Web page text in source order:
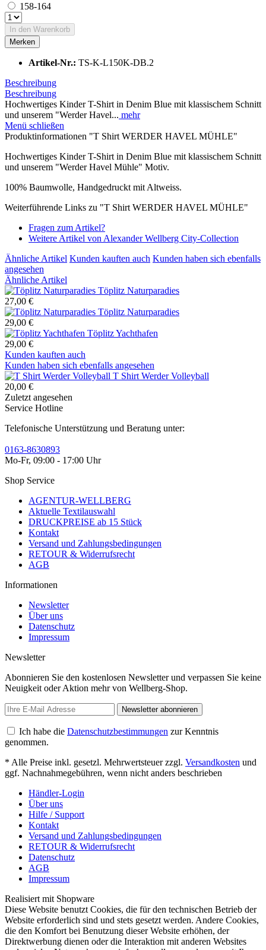
158-164
In den Warenkorb
Merken
Artikel-Nr.: TS-K-L150K-DB.2
Beschreibung
Beschreibung
Hochwertiges Kinder T-Shirt in Denim Blue mit klassischem Schnitt
und unserem "Werder Havel... mehr
Menü schließen
Produktinformationen "T Shirt WERDER HAVEL MÜHLE"
Hochwertiges Kinder T-Shirt in Denim Blue mit klassischem Schnitt
und unserem "Werder Havel Mühle" Motiv.
100% Baumwolle, Handgedruckt mit Altweiss.
Weiterführende Links zu "T Shirt WERDER HAVEL MÜHLE"
Fragen zum Artikel?
Weitere Artikel von Alexander Wellberg City-Collection
Ähnliche Artikel Kunden kauften auch Kunden haben sich ebenfalls
angesehen
Ähnliche Artikel
Töplitz Naturparadies
27,00 €
Töplitz Naturparadies
29,00 €
Töplitz Yachthafen
29,00 €
Kunden kauften auch
Kunden haben sich ebenfalls angesehen
T Shirt Werder Volleyball
20,00 €
Zuletzt angesehen
Service Hotline
Telefonische Unterstützung und Beratung unter:
0163-8630893
Mo-Fr, 09:00 - 17:00 Uhr
Shop Service
AGENTUR-WELLBERG
Aktuelle Textilauswahl
DRUCKPREISE ab 15 Stück
Kontakt
Versand und Zahlungsbedingungen
RETOUR & Widerrufsrecht
AGB
Informationen
Newsletter
Über uns
Datenschutz
Impressum
Newsletter
Abonnieren Sie den kostenlosen Newsletter und verpassen Sie keine
Neuigkeit oder Aktion mehr von Wellberg-Shop.
Newsletter abonnieren
Ich habe die Datenschutzbestimmungen zur Kenntnis
genommen.
* Alle Preise inkl. gesetzl. Mehrwertsteuer zzgl. Versandkosten und
ggf. Nachnahmegebühren, wenn nicht anders beschrieben
Händler-Login
Über uns
Hilfe / Support
Kontakt
Versand und Zahlungsbedingungen
RETOUR & Widerrufsrecht
Datenschutz
AGB
Impressum
Realisiert mit Shopware
Diese Website benutzt Cookies, die für den technischen Betrieb der
Website erforderlich sind und stets gesetzt werden. Andere Cookies,
die den Komfort bei Benutzung dieser Website erhöhen, der
Direktwerbung dienen oder die Interaktion mit anderen Websites